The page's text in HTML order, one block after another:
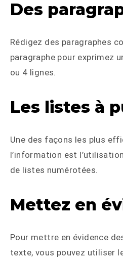
Des
Rédigez des paragraphes
paragraphe pour exprimez
ou 4 lignes.
Les listes à
Une des façons les plus
l’information est
de listes numérotées.
Mettez en
Pour mettre en évidence
texte, vous pouvez utiliser